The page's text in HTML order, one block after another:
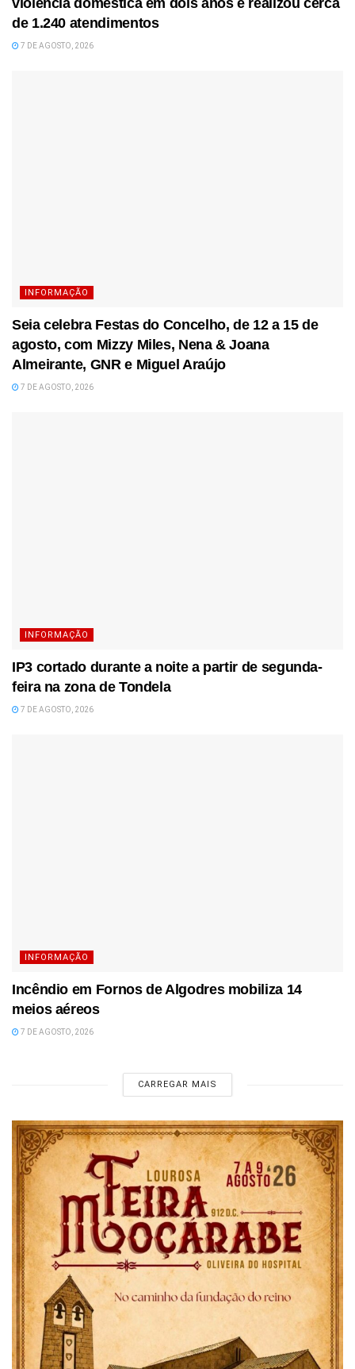
de 1.240 atendimentos
7 DE AGOSTO, 2026
INFORMAÇÃO
Seia celebra Festas do Concelho, de 12 a 15 de
agosto, com Mizzy Miles, Nena & Joana
Almeirante, GNR e Miguel Araújo
7 DE AGOSTO, 2026
INFORMAÇÃO
IP3 cortado durante a noite a partir de segunda-
feira na zona de Tondela
7 DE AGOSTO, 2026
INFORMAÇÃO
Incêndio em Fornos de Algodres mobiliza 14
meios aéreos
7 DE AGOSTO, 2026
CARREGAR MAIS